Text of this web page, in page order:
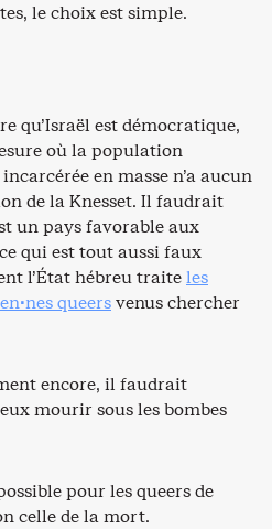
le choix est simple.
qu’Israël est démocratique,
où la population
en masse n’a aucun
de la Knesset. Il faudrait
un pays favorable aux
qui est tout aussi faux
l’État hébreu traiteles
queersvenus chercher
encore, il faudrait
mourir sous les bombes
pour les queers de
celle de la mort.